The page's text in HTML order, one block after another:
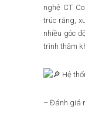
nghệ CT
trúc răng,
nhiều góc
trình thăm
Hệ
– Đánh giá